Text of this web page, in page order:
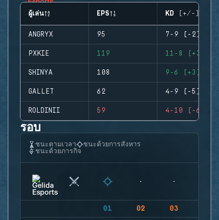
ผู้เล่น EPS KD (+/-)
ANGRYX 95 7-9 (-2)
PXKIE 119 11-8 (+3)
SHINYA 108 9-6 (+3)
GALLET 62 4-9 (-5)
ROLDINII 59 4-10 (-6)
รอบ
ชนะตามเวลา
ชนะด้วยการสังหาร
ชนะด้วยภารกิจ
01 02 03